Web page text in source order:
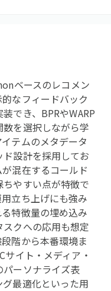
ベースのレコメン
なフィードバック
でき、BPRやWARP
を選択しながら学
テムのメタデータ
設計を採用してお
混在するコールド
やすい点が特徴で
立ち上げにも強み
特徴量の埋め込み
クへの応用も想定
階から本番環境ま
イト・メディア・
ーソナライズ表
最適化といった用